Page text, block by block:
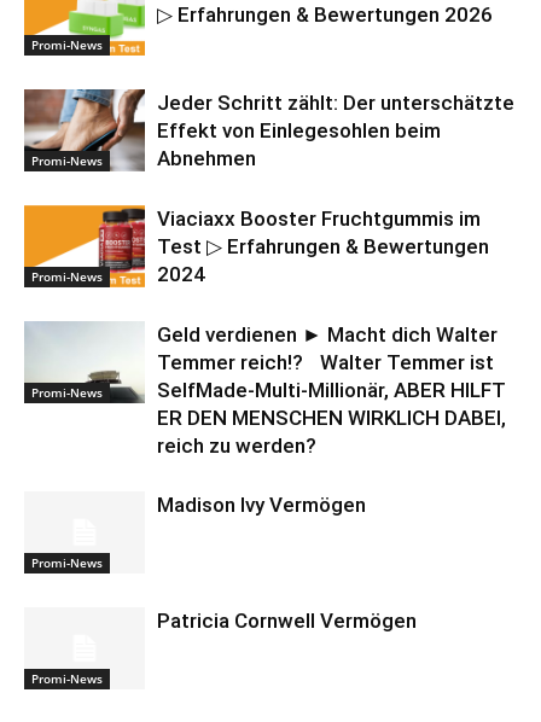
Promi-News
▷ Erfahrungen & Bewertungen 2026
Promi-News
Jeder Schritt zählt: Der unterschätzte
Effekt von Einlegesohlen beim
Abnehmen
Promi-News
Viaciaxx Booster Fruchtgummis im
Test ▷ Erfahrungen & Bewertungen
2024
Promi-News
Geld verdienen ► Macht dich Walter
Temmer reich!? Walter Temmer ist
SelfMade-Multi-Millionär, ABER HILFT
ER DEN MENSCHEN WIRKLICH DABEI,
reich zu werden?
Promi-News
Madison Ivy Vermögen
Promi-News
Patricia Cornwell Vermögen